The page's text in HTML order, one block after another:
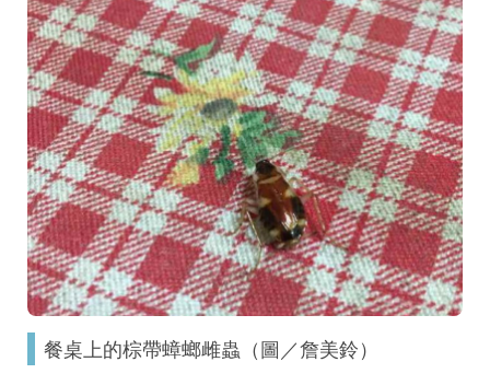
餐桌上的棕帶蟑螂雌蟲（圖／詹美鈴）